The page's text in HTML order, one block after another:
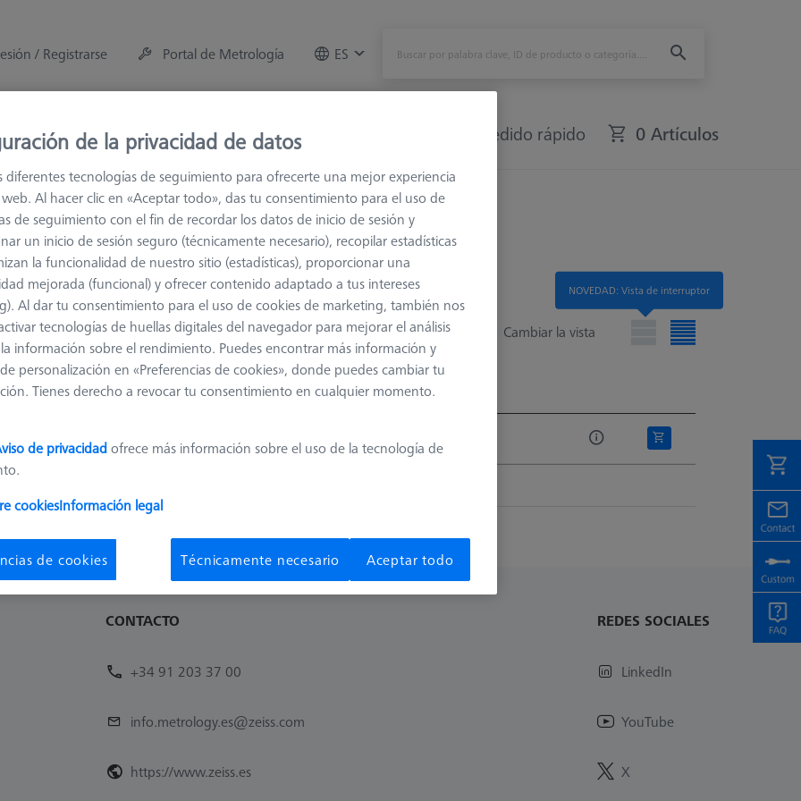
/ Registrarse Portal de Metrología ES
la máquina Sala de Medición Formaciones Pedido rápido 0 Artículos
de conexión M5 Tornillos
Cambiar la vista
Clasificar resultados
Disponibilidad
Disponibilidad Precio de lista
CONTACTO
+34 91 203 37 00
info.metrology.es@zeiss.com
https://www.zeiss.es
REDES SOCIALES
LinkedIn
YouTube
X
NOVEDAD: Vista de interruptor
de la privacidad de datos
diferentes tecnologías de seguimiento para ofrecerte una mejor experiencia
Al hacer clic en «Aceptar todo», das tu consentimiento para el uso de
de seguimiento con el fin de recordar los datos de inicio de sesión y
un inicio de sesión seguro (técnicamente necesario), recopilar estadísticas
la funcionalidad de nuestro sitio (estadísticas), proporcionar una
mejorada (funcional) y ofrecer contenido adaptado a tus intereses
Al dar tu consentimiento para el uso de cookies de marketing, también nos
tecnologías de huellas digitales del navegador para mejorar el análisis
información sobre el rendimiento. Puedes encontrar más información y
personalización en «Preferencias de cookies», donde puedes cambiar tu
Tienes derecho a revocar tu consentimiento en cualquier momento.
de privacidadofrece más información sobre el uso de la tecnología de
cookiesInformación legal
de cookies Técnicamente necesario Aceptar todo